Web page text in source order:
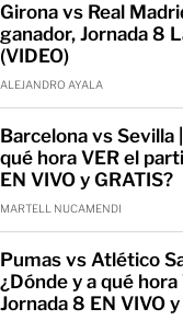
Girona vs Real
ganador, Jornada 8
(VIDEO)
ALEJANDRO AYALA
Barcelona vs Sevilla
qué hora VER el
EN VIVO y GRATIS?
MARTELL NUCAMENDI
Pumas vs Atlético
¿Dónde y a qué
Jornada 8 EN VIVO